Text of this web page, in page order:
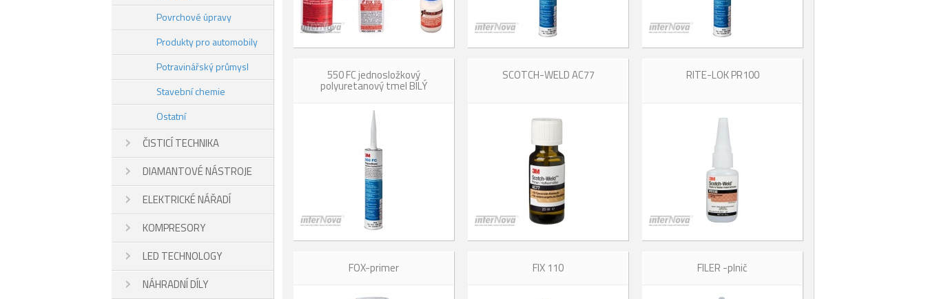
Povrchové úpravy
Produkty pro automobily
Potravinářský průmysl
Stavební chemie
Ostatní
ČISTICÍ TECHNIKA
DIAMANTOVÉ NÁSTROJE
ELEKTRICKÉ NÁŘADÍ
KOMPRESORY
LED TECHNOLOGY
NÁHRADNÍ DÍLY
550 FC jednosložkový
polyuretanový tmel BÍLÝ
SCOTCH-WELD AC77 RITE-LOK PR100
FOX-primer FIX 110 FILER -plnič